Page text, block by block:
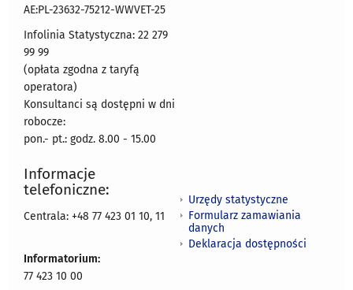
AE:PL-23632-75212-WWVET-25
Infolinia Statystyczna: 22 279
99 99
(opłata zgodna z taryfą
operatora)
Konsultanci są dostępni w dni
robocze:
pon.- pt.: godz. 8.00 - 15.00
Informacje
telefoniczne:
Centrala: +48 77 423 01 10, 11
Informatorium:
77 423 10 00
Urzędy statystyczne
Formularz zamawiania
danych
Deklaracja dostępności